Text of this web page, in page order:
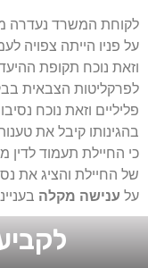
לקוחת המשרד נעדרה
על פניו הייתה צפויה
וזאת נוכח תקופת
לפרקליטות הצבאית
פליליים וזאת נוכח
בהגינותו קיבל את
כי החיילת תעמוד לדין
של החיילת והציג את
על ענישה מקלה